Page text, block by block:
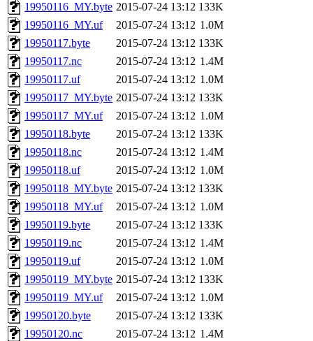
19950116_MY.byte 2015-07-24 13:12 133K
19950116_MY.uf
2015-07-24 13:12 1.0M
19950117.byte
2015-07-24 13:12 133K
19950117.nc
2015-07-24 13:12 1.4M
19950117.uf
2015-07-24 13:12 1.0M
19950117_MY.byte 2015-07-24 13:12 133K
19950117_MY.uf
2015-07-24 13:12 1.0M
19950118.byte
2015-07-24 13:12 133K
19950118.nc
2015-07-24 13:12 1.4M
19950118.uf
2015-07-24 13:12 1.0M
19950118_MY.byte 2015-07-24 13:12 133K
19950118_MY.uf
2015-07-24 13:12 1.0M
19950119.byte
2015-07-24 13:12 133K
19950119.nc
2015-07-24 13:12 1.4M
19950119.uf
2015-07-24 13:12 1.0M
19950119_MY.byte 2015-07-24 13:12 133K
19950119_MY.uf
2015-07-24 13:12 1.0M
19950120.byte
2015-07-24 13:12 133K
19950120.nc
2015-07-24 13:12 1.4M